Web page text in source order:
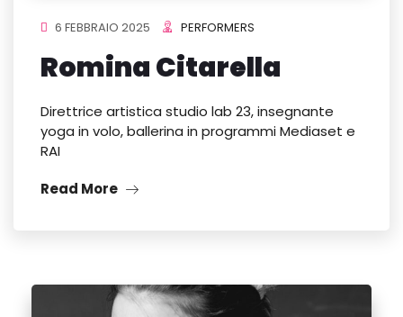
6 FEBBRAIO 2025 PERFORMERS
Romina Citarella
Direttrice artistica studio lab 23, insegnante
yoga in volo, ballerina in programmi Mediaset e
RAI
Read More